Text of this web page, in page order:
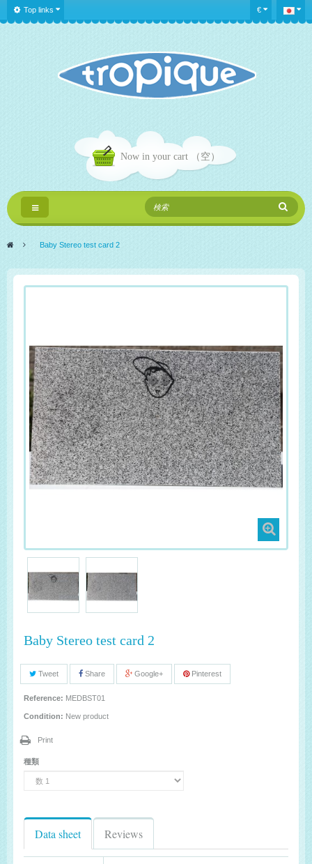
€
Top links
Now in your cart （空）
Toggle
navigation
> Baby Stereo test card 2
Baby Stereo test card 2
Tweet Share Google+ Pinterest
Reference: MEDBST01
Condition: New product
Print
種類
Data sheet Reviews